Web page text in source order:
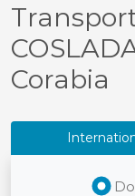
Corabia